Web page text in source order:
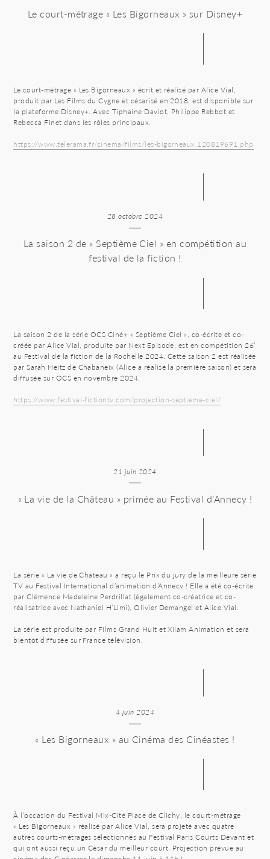
Le court-métrage « Les Bigorneaux » sur Disney+
Le court-métrage « Les Bigorneaux » écrit et réalisé par Alice Vial,
produit par Les Films du Cygne et césarisé en 2018, est disponible sur
la plateforme Disney+. Avec Tiphaine Daviot, Philippe Rebbot et
Rebecca Finet dans les rôles principaux.
https://www.telerama.fr/cinema/films/les-bigorneaux,120819691.php
28 octobre 2024
La saison 2 de « Septième Ciel » en compétition au
festival de la fiction !
La saison 2 de la série OCS Ciné+ « Septième Ciel », co-écrite et co-
créée par Alice Vial, produite par Next Episode, est en compétition 26′
au Festival de la fiction de la Rochelle 2024. Cette saison 2 est réalisée
par Sarah Heitz de Chabaneix (Alice a réalisé la première saison) et sera
diffusée sur OCS en novembre 2024.
https://www.festival-fictiontv.com/projection-septieme-ciel/
21 juin 2024
« La vie de la Château » primée au Festival d’Annecy !
La série « La vie de Château » a reçu le Prix du jury de la meilleure série
TV au Festival International d’animation d’Annecy ! Elle a été co-écrite
par Clémence Madeleine Perdrillat (également co-créatrice et co-
réalisatrice avec Nathaniel H’Limi), Olivier Demangel et Alice Vial.
La série est produite par Films Grand Huit et Xilam Animation et sera
bientôt diffusée sur France télévision.
4 juin 2024
« Les Bigorneaux » au Cinéma des Cinéastes !
À l’occasion du Festival Mix-Cité Place de Clichy, le court-métrage
« Les Bigorneaux » réalisé par Alice Vial, sera projeté avec quatre
autres courts-métrages sélectionnés au Festival Paris Courts Devant et
qui ont aussi reçu un César du meilleur court. Projection prévue au